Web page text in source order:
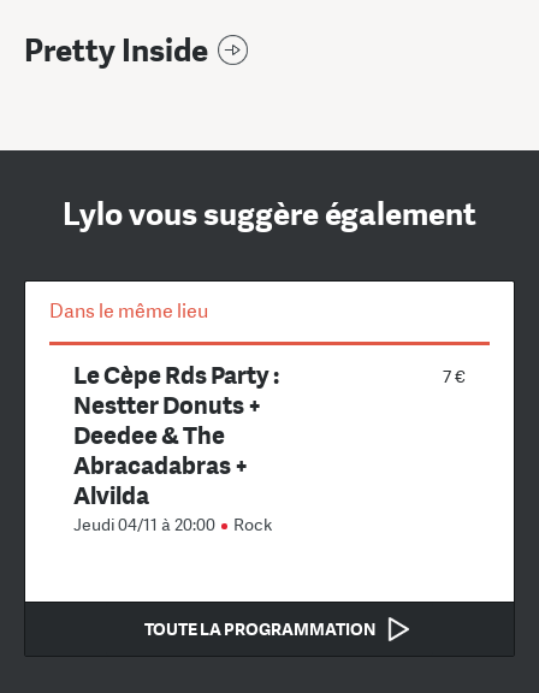
Pretty Inside
Lylo vous suggère également
Dans le même lieu
7 €
Le Cèpe Rds Party :
Nestter Donuts +
Deedee & The
Abracadabras +
Alvilda
Jeudi 04/11 à 20:00 Rock
TOUTE LA PROGRAMMATION